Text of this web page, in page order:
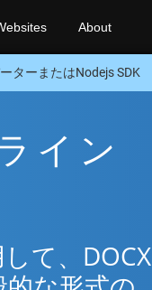
About
ターまたはNodejs SDK
イン
て、DOCX